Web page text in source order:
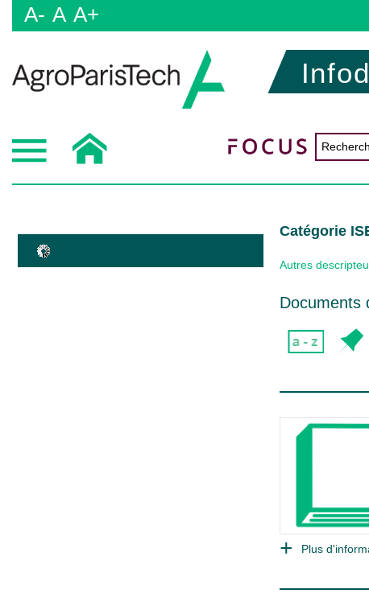
A- A A+
Catégorie
Autres
Documents
Plus